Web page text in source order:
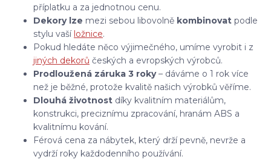
příplatku a za jednotnou cenu.
Dekory lze mezi sebou libovolně kombinovat podle
stylu vaší ložnice.
Pokud hledáte něco výjimečného, umíme vyrobit i z
jiných dekorů českých a evropských výrobců.
Prodloužená záruka 3 roky– dáváme o 1 rok více
než je běžné, protože kvalitě našich výrobků věříme.
Dlouhá životnost díky kvalitním materiálům,
konstrukci, preciznímu zpracování, hranám ABS a
kvalitnímu kování.
Férová cena za nábytek, který drží pevně, nevrže a
vydrží roky každodenního používání.